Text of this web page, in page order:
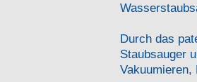
Durch das
Staubsauger
Vakuumieren,